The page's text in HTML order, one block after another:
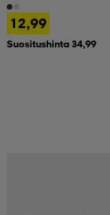
12,99
Suositushinta 34,99